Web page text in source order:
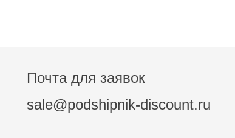
Почта для заявок
sale@podshipnik-discount.ru